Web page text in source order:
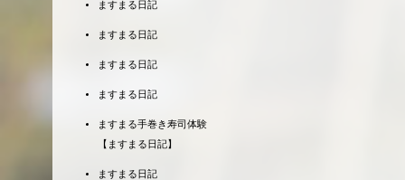
ますまる日記
ますまる日記
ますまる日記
ますまる日記
ますまる手巻き寿司体験
【ますまる日記】
ますまる日記